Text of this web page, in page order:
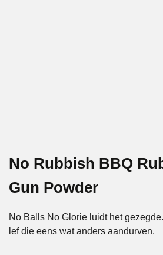
No Rubbish BBQ
Gun Powder
No Balls No Glorie luidt het
lef die eens wat anders aandurven.